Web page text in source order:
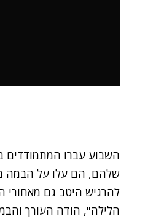
השבוע עברו המתמודדים
שלהם, הם עלו על הבמה
להרגיש היטב גם מאחורי
הלילה", הודה העורך